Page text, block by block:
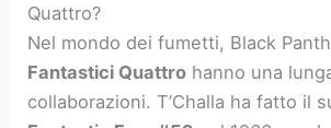
Quattro?
Nel mondo dei fumetti, Black
Fantastici Quattro hanno una
collaborazioni. T’Challa ha fatto il